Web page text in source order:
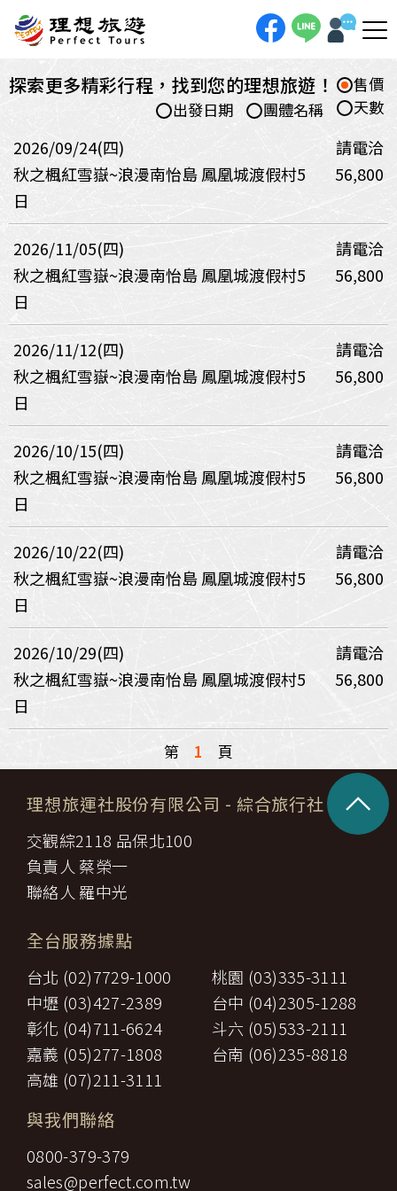
探索更多精彩行程，找到您的理想旅遊！
售價
天數
團體名稱
出發日期
2026/09/24(四)
請電洽
秋之楓紅雪嶽~浪漫南怡島 鳳凰城渡假村5
日
56,800
2026/11/05(四)
請電洽
秋之楓紅雪嶽~浪漫南怡島 鳳凰城渡假村5
日
56,800
2026/11/12(四)
請電洽
秋之楓紅雪嶽~浪漫南怡島 鳳凰城渡假村5
日
56,800
2026/10/15(四)
請電洽
秋之楓紅雪嶽~浪漫南怡島 鳳凰城渡假村5
日
56,800
2026/10/22(四)
請電洽
秋之楓紅雪嶽~浪漫南怡島 鳳凰城渡假村5
日
56,800
2026/10/29(四)
請電洽
秋之楓紅雪嶽~浪漫南怡島 鳳凰城渡假村5
日
56,800
第 1 頁
理想旅運社股份有限公司 - 綜合旅行社
交觀綜2118 品保北100
負責人 蔡榮一
聯絡人 羅中光
全台服務據點
台北 (02)7729-1000
桃園 (03)335-3111
中壢 (03)427-2389
台中 (04)2305-1288
彰化 (04)711-6624
斗六 (05)533-2111
嘉義 (05)277-1808
台南 (06)235-8818
高雄 (07)211-3111
與我們聯絡
0800-379-379
sales@perfect.com.tw
^